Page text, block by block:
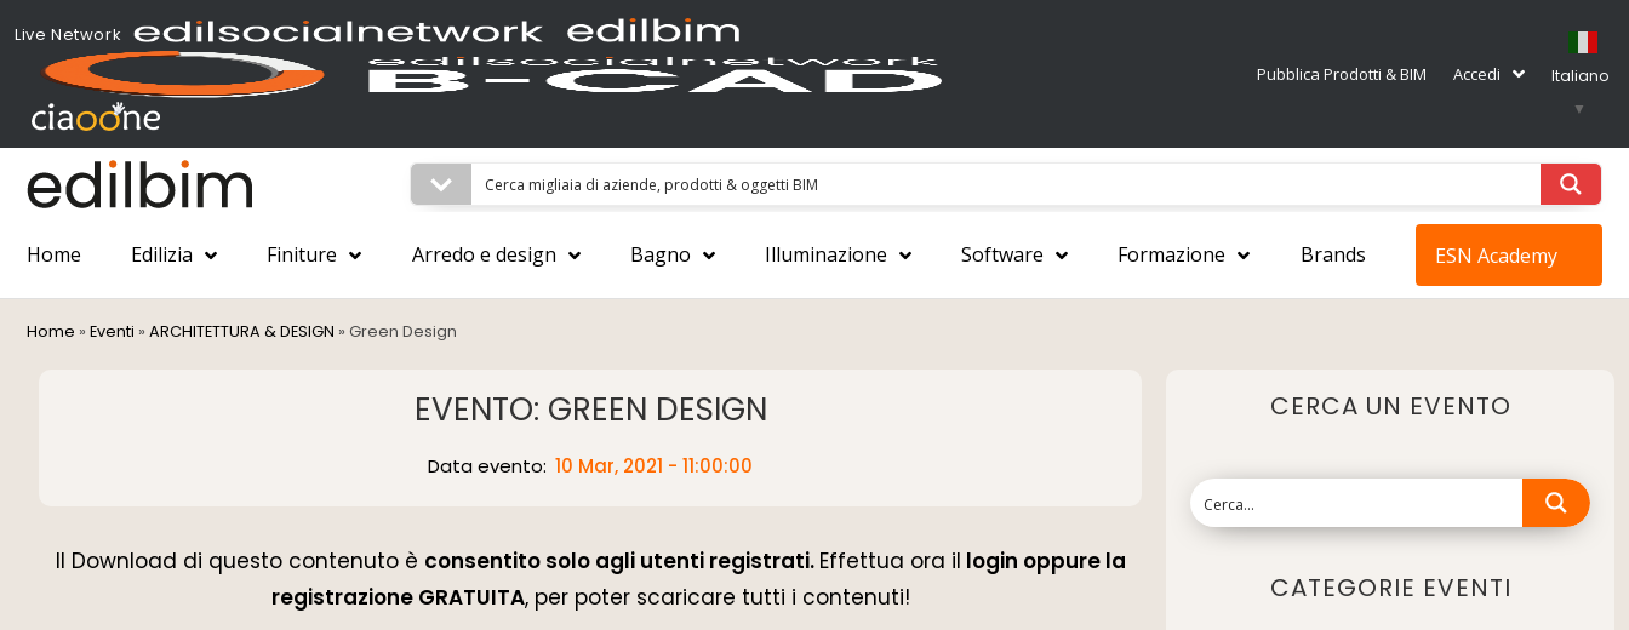
Live Network
Pubblica Prodotti & BIM Accedi
Italiano
▼
Home Edilizia Finiture Arredo e design Bagno Illuminazione Software Formazione Brands ESN Academy
Home » Eventi » ARCHITETTURA & DESIGN » Green Design
EVENTO: GREEN DESIGN
Data evento: 10 Mar, 2021 - 11:00:00
Il Download di questo contenuto è consentito solo agli utenti registrati. Effettua ora il login oppure la
registrazione GRATUITA, per poter scaricare tutti i contenuti!
CERCA UN EVENTO
CATEGORIE EVENTI